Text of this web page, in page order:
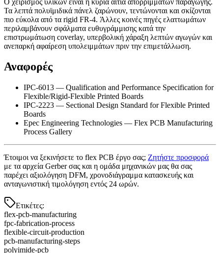
Τα λεπτά πολυϊμιδικά πάνελ ζαρώνουν, τεντώνονται και σκίζονται
πιο εύκολα από τα rigid FR-4. Άλλες κοινές πηγές ελαττωμάτων
περιλαμβάνουν σφάλματα ευθυγράμμισης κατά την
επιστρωμάτωση coverlay, υπερβολική χάραξη λεπτών αγωγών και
ανεπαρκή αφαίρεση υπολειμμάτων πριν την επιμετάλλωση.
Αναφορές
IPC-6013 — Qualification and Performance Specification for
Flexible/Rigid-Flexible Printed Boards
IPC-2223 — Sectional Design Standard for Flexible Printed
Boards
Epec Engineering Technologies — Flex PCB Manufacturing
Process Gallery
Έτοιμοι να ξεκινήσετε το flex PCB έργο σας; Ζητήστε προσφορά
με τα αρχεία Gerber σας και η ομάδα μηχανικών μας θα σας
παρέχει αξιολόγηση DFM, χρονοδιάγραμμα κατασκευής και
ανταγωνιστική τιμολόγηση εντός 24 ωρών.
Ετικέτες:
flex-pcb-manufacturing
fpc-fabrication-process
flexible-circuit-production
pcb-manufacturing-steps
polyimide-pcb